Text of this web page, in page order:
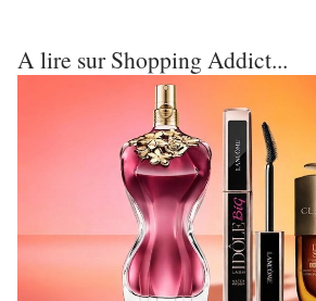
A lire sur Shopping Addict...